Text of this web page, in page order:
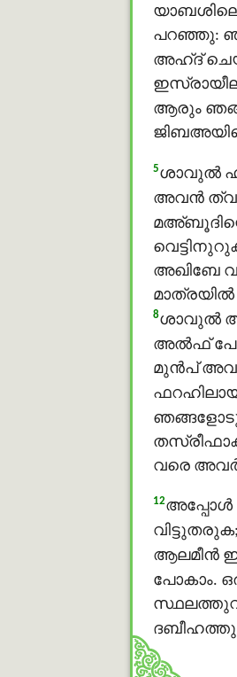
പറഞ്ഞു:
അഹ്ദ്
ആരും
5ശാവുൽ
അവന്‍
അഖിബേ
8ശാവുൽ
അൽഫ്
മുന്‍പ്
ഞങ്ങളോടു
വരെ അവര്‍
12അപ്പോള്‍
ആലമീൻ
പോകാം.